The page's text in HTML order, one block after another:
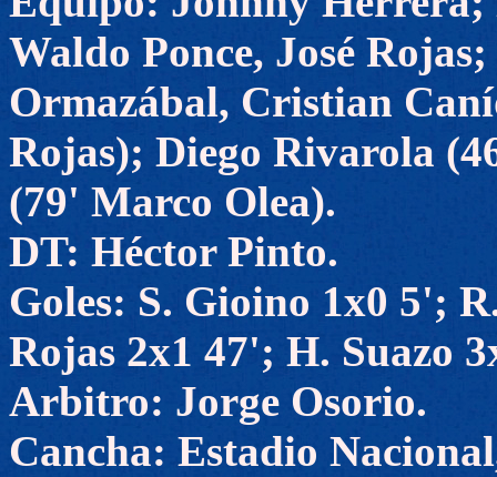
Waldo Ponce, José
Ormazábal, Cristian
Rojas); Diego Rivarola
(79' Marco Olea).
DT: Héctor Pinto.
Goles: S. Gioino 1x0 5';
Rojas 2x1 47'; H. Suazo
Arbitro: Jorge Osorio.
Cancha: Estadio